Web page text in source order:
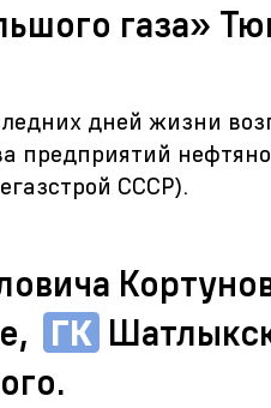
газа»
дней жизни
предприятий
СССР).
ГК